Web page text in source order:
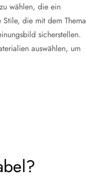
wählen, die ein
die mit dem Thema
sicherstellen.
auswählen, um